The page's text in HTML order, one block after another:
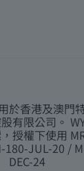
於香港及澳門
有限公司。
授權下使用
180-JUL-20 /
DEC-24